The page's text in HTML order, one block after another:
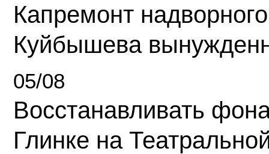
Капремонт
Куйбышева
05/08
Восстанавливать
Глинке на